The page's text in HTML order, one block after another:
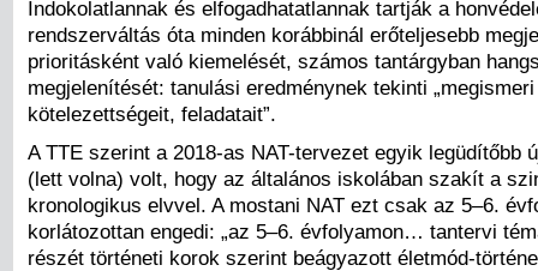
Indokolatlannak és elfogadhatatlannak tartják a
rendszerváltás óta minden korábbinál erőteljesebb
prioritásként való kiemelését, számos tantárgyban
megjelenítését: tanulási eredménynek tekinti
kötelezettségeit, feladatait”.
A TTE szerint a 2018-as NAT-tervezet egyik legüdítőbb
(lett volna) volt, hogy az általános iskolában szakít a
kronologikus elvvel. A mostani NAT ezt csak az 5–6.
korlátozottan engedi: „az 5–6. évfolyamon… tantervi
részét történeti korok szerint beágyazott életmód-